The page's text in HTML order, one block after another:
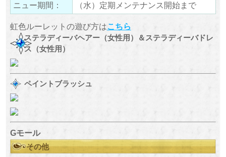
ニュー期間：
（水）定期メンテナンス開始まで
虹色ルーレットの遊び方はこちら
ステラディーバヘアー（女性用）＆ステラディーバドレ
ス（女性用）
ペイントブラッシュ
Gモール
その他